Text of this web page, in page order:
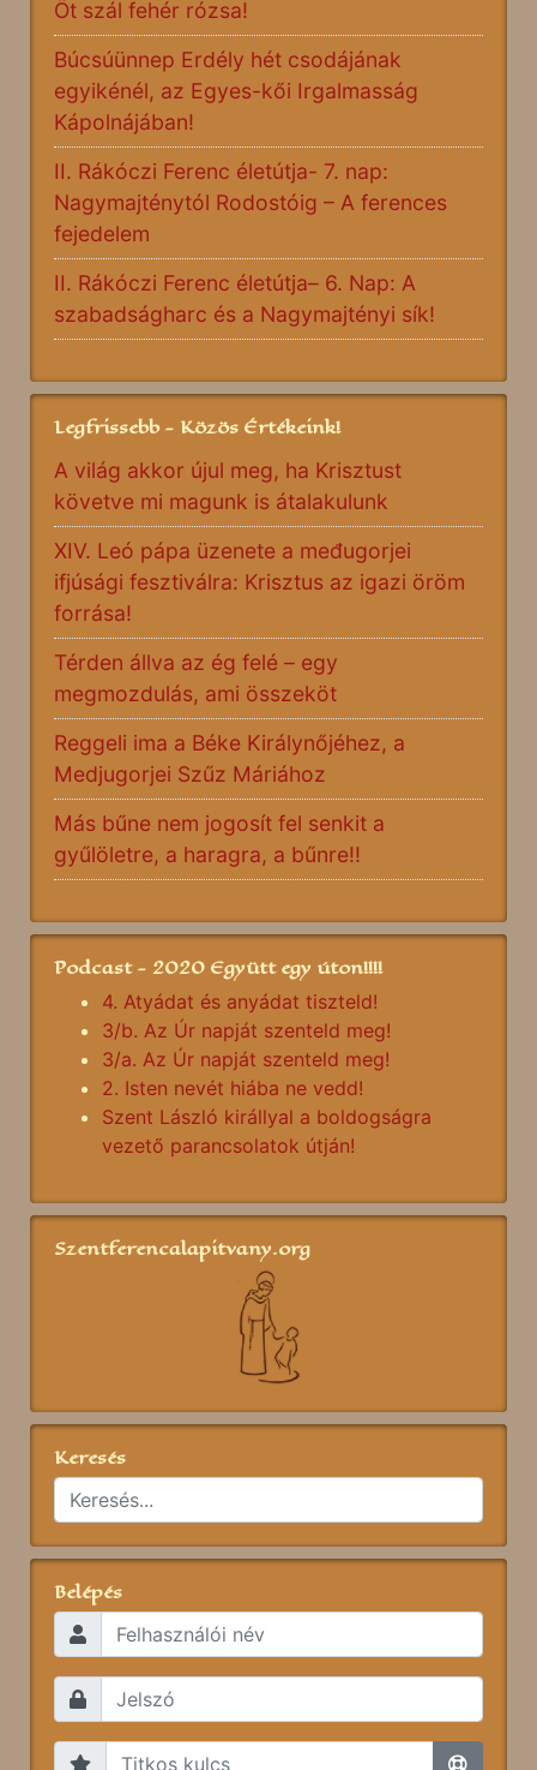
Öt szál fehér rózsa!
Búcsúünnep Erdély hét csodájának
egyikénél, az Egyes-kői Irgalmasság
Kápolnájában!
II. Rákóczi Ferenc életútja- 7. nap:
Nagymajténytól Rodostóig – A ferences
fejedelem
II. Rákóczi Ferenc életútja– 6. Nap: A
szabadságharc és a Nagymajtényi sík!
Legfrissebb - Közös Értékeink!
A világ akkor újul meg, ha Krisztust
követve mi magunk is átalakulunk
XIV. Leó pápa üzenete a međugorjei
ifjúsági fesztiválra: Krisztus az igazi öröm
forrása!
Térden állva az ég felé – egy
megmozdulás, ami összeköt
Reggeli ima a Béke Királynőjéhez, a
Medjugorjei Szűz Máriához
Más bűne nem jogosít fel senkit a
gyűlöletre, a haragra, a bűnre!!
Podcast - 2020 Együtt egy úton!!!!
4. Atyádat és anyádat tiszteld!
3/b. Az Úr napját szenteld meg!
3/a. Az Úr napját szenteld meg!
2. Isten nevét hiába ne vedd!
Szent László királlyal a boldogságra
vezető parancsolatok útján!
Szentferencalapitvany.org
Keresés
Belépés